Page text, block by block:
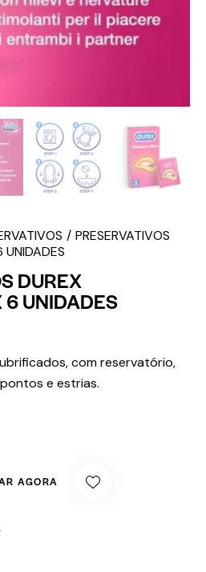
PRESERVATIVOS
UNIDADES
DUREX
UNIDADES
com reservatório,
e estrias.
AGORA